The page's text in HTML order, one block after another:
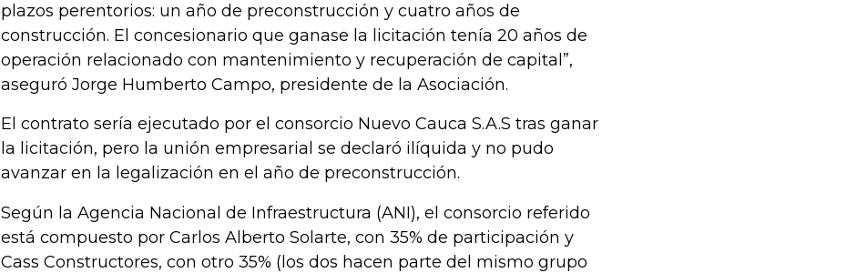
plazos perentorios: un año de preconstrucción y cuatro años de
construcción. El concesionario que ganase la licitación tenía 20 años de
operación relacionado con mantenimiento y recuperación de capital”,
aseguró Jorge Humberto Campo, presidente de la Asociación.
El contrato sería ejecutado por el consorcio Nuevo Cauca S.A.S tras ganar
la licitación, pero la unión empresarial se declaró ilíquida y no pudo
avanzar en la legalización en el año de preconstrucción.
Según la Agencia Nacional de Infraestructura (ANI), el consorcio referido
está compuesto por Carlos Alberto Solarte, con 35% de participación y
Cass Constructores, con otro 35% (los dos hacen parte del mismo grupo